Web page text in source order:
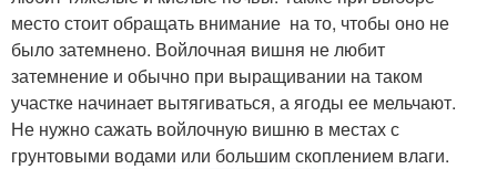
место стоит обращать внимание на то, чтобы оно не
было затемнено. Войлочная вишня не любит
затемнение и обычно при выращивании на таком
участке начинает вытягиваться, а ягоды ее мельчают.
Не нужно сажать войлочную вишню в местах с
грунтовыми водами или большим скоплением влаги.